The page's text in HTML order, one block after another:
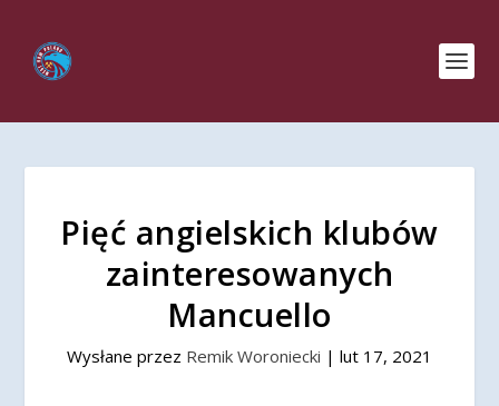
Pięć angielskich klubów
zainteresowanych
Mancuello
Wysłane przez Remik Woroniecki | lut 17, 2021